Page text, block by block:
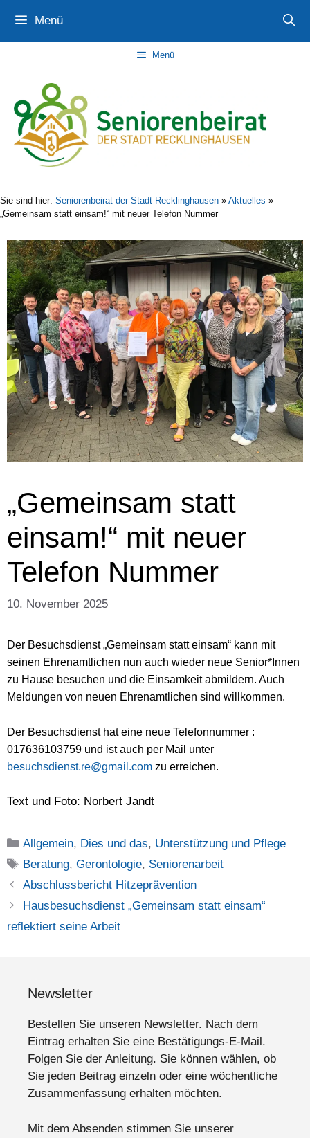
Inhalt
springen
Navigation
springen
Inhalt
springen
Menü
Menü
Sie sind hier: Seniorenbeirat der Stadt Recklinghausen » Aktuelles »
„Gemeinsam statt einsam!“ mit neuer Telefon Nummer
„Gemeinsam statt
einsam!“ mit neuer
Telefon Nummer
10. November 2025
Der Besuchsdienst „Gemeinsam statt einsam“ kann mit
seinen Ehrenamtlichen nun auch wieder neue Senior*Innen
zu Hause besuchen und die Einsamkeit abmildern. Auch
Meldungen von neuen Ehrenamtlichen sind willkommen.
Der Besuchsdienst hat eine neue Telefonnummer :
017636103759 und ist auch per Mail unter
besuchsdienst.re@gmail.com zu erreichen.
Text und Foto: Norbert Jandt
Kategorien
Allgemein, Dies und das, Unterstützung und Pflege
Schlagwörter
Beratung,Gerontologie, Seniorenarbeit
Abschlussbericht Hitzeprävention
Hausbesuchsdienst „Gemeinsam statt einsam“
reflektiert seine Arbeit
Newsletter
Bestellen Sie unseren Newsletter. Nach dem
Eintrag erhalten Sie eine Bestätigungs-E-Mail.
Folgen Sie der Anleitung. Sie können wählen, ob
Sie jeden Beitrag einzeln oder eine wöchentliche
Zusammenfassung erhalten möchten.
Mit dem Absenden stimmen Sie unserer